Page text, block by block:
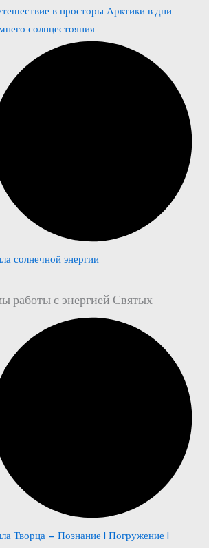
в просторы Арктики в дни
солнцестояния
солнечной энергии
работы с энергией Святых
Творца – Познание | Погружение |